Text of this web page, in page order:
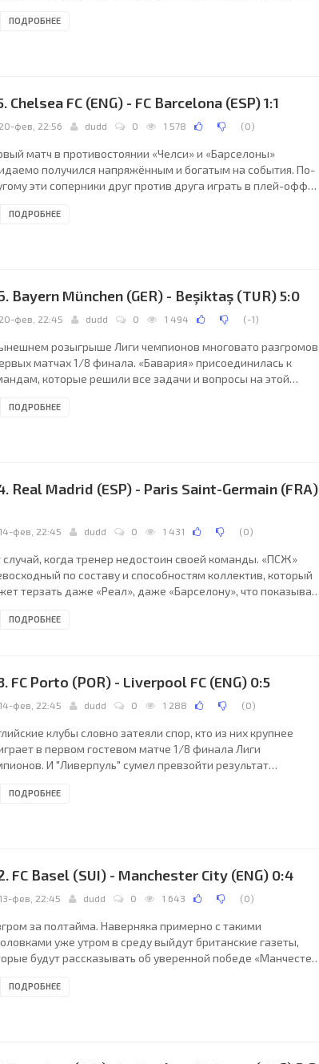
39725 зрителей (87 % при вместимости 45500).
ПОДРОБНЕЕ
Chelsea FC (ENG) - FC Barcelona (ESP) 1:1
20-фев, 22:56 dudd 0 1 578 (0)
матч в противостоянии «Челси» и «Барселоны»
получился напряжённым и богатым на события. По-
эти соперники друг против друга играть в плей-офф
столкновение двух совершенно разных философий:
ПОДРОБНЕЕ
Bayern München (GER) - Beşiktaş (TUR) 5:0
20-фев, 22:45 dudd 0 1 494 (-1)
розыгрыше Лиги чемпионов многовато разгромов
матчах 1/8 финала. «Бавария» присоединилась к
которые решили все задачи и вопросы на этой
даже борьбу какую-то навязывал, а потом на ровном
ПОДРОБНЕЕ
Real Madrid (ESP) - Paris Saint-Germain (FRA)
14-фев, 22:45 dudd 0 1 431 (0)
случай, когда тренер недостоин своей команды. «ПСЖ»
по составу и способностям коллектив, который
терзать даже «Реал», даже «Барселону», что показывал
товарищ, как Эмери, сложно рассчитывать на
ПОДРОБНЕЕ
FC Porto (POR) - Liverpool FC (ENG) 0:5
14-фев, 22:45 dudd 0 1 288 (0)
клубы словно затеяли спор, кто из них крупнее
в первом гостевом матче 1/8 финала Лиги
И "Ливерпуль" сумел превзойти результат
Команда Юргена Клоппа просто уничтожила "Порту" на
ПОДРОБНЕЕ
FC Basel (SUI) - Manchester City (ENG) 0:4
13-фев, 22:45 dudd 0 1 643 (0)
за полтайма. Наверняка примерно с такими
уже утром в среду выйдут британские газеты,
будут рассказывать об уверенной победе «Манчестер
клубу, значительно уступающему им в классе, и
ПОДРОБНЕЕ